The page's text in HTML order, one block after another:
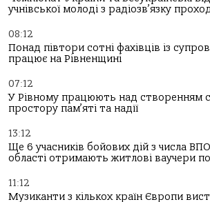
учнівської молоді з радіозв’язку
08:12
Понад півтори сотні фахівців із
працює на Рівненщині
07:12
У Рівному працюють над створенням
простору пам’яті та надії
13:12
Ще 6 учасників бойових дій з числа
області отримають житлові ваучери
11:12
Музиканти з кількох країн Європи